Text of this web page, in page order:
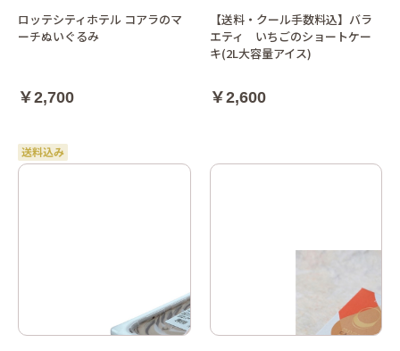
ロッテシティホテル コアラのマ
ーチぬいぐるみ
￥2,700
【送料・クール手数料込】バラ
エティ いちごのショートケー
キ(2L大容量アイス)
￥2,600